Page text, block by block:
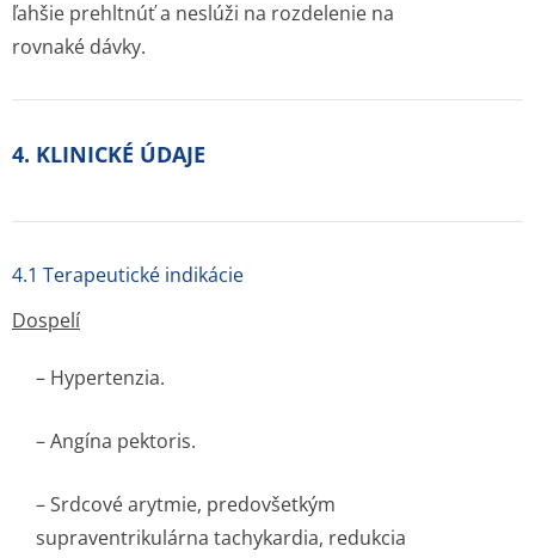
ľahšie prehltnúť a neslúži na rozdelenie na
rovnaké dávky.
4. KLINICKÉ ÚDAJE
4.1 Terapeutické indikácie
Dospelí
– Hypertenzia.
– Angína pektoris.
– Srdcové arytmie, predovšetkým
supraventrikulárna tachykardia, redukcia